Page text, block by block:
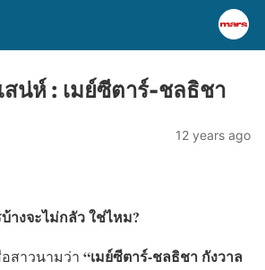
สน่ห์ : เมย์ซีตาร์-ชลธิชา
12 years ago
างจะไม่กลัว ใช่ไหม?
อสาวนามว่า “เมย์ซีตาร์-ชลธิชา กังวาล